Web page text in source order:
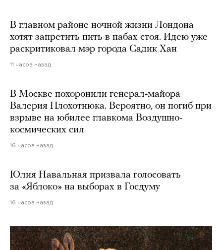
В главном районе ночной жизни Лондона
хотят запретить пить в пабах стоя. Идею уже
раскритиковал мэр города Садик Хан
11 часов назад
В Москве похоронили генерал-майора
Валерия Плохотнюка. Вероятно, он погиб при
взрыве на юбилее главкома Воздушно-
космических сил
16 часов назад
Юлия Навальная призвала голосовать
за «Яблоко» на выборах в Госдуму
16 часов назад